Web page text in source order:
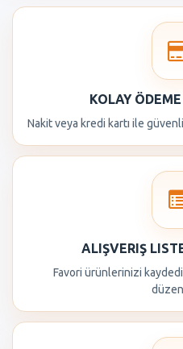
KOLAY
Nakit veya kredi kartı ile
ALIŞVERIŞ
Favori ürünlerinizi